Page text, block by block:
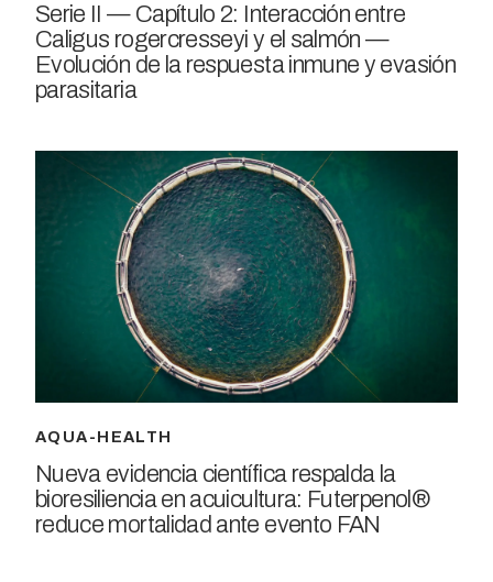
Serie II — Capítulo 2: Interacción entre
Caligus rogercresseyi y el salmón —
Evolución de la respuesta inmune y evasión
parasitaria
AQUA-HEALTH
Nueva evidencia científica respalda la
bioresiliencia en acuicultura: Futerpenol®
reduce mortalidad ante evento FAN